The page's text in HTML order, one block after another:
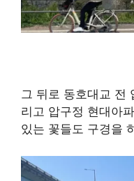
그 뒤로 동호대교 전
리고 압구정 현대아
있는 꽃들도 구경을